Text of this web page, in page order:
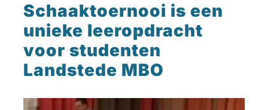
Schaaktoernooi is een
unieke leeropdracht
voor studenten
Landstede MBO